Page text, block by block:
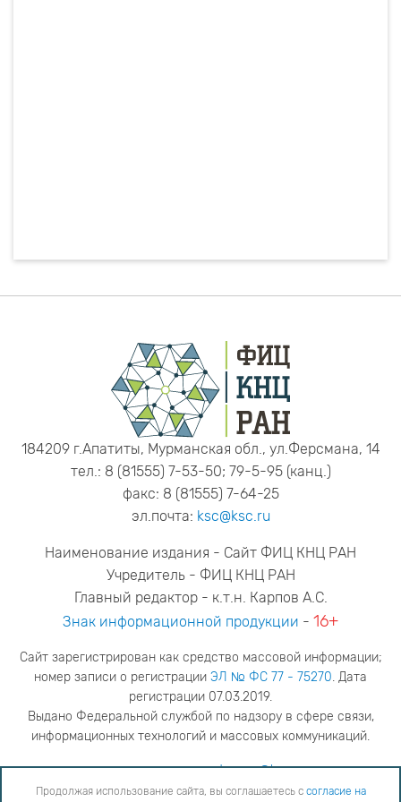
Продолжая использование сайта, вы соглашаетесь с согласие на
184209 г.Апатиты, Мурманская обл., ул.Ферсмана, 14
тел.: 8 (81555) 7-53-50; 79-5-95 (канц.)
факс: 8 (81555) 7-64-25
эл.почта: ksc@ksc.ru
Наименование издания - Сайт ФИЦ КНЦ РАН
Учредитель - ФИЦ КНЦ РАН
Главный редактор - к.т.н. Карпов А.С.
Знак информационной продукции - 16+
Сайт зарегистрирован как средство массовой информации;
номер записи о регистрации ЭЛ № ФС 77 - 75270. Дата
регистрации 07.03.2019.
Выдано Федеральной службой по надзору в сфере связи,
информационных технологий и массовых коммуникаций.
адрес редакцииya.stogova@ksc.ru
телефон редакции81555-79-516